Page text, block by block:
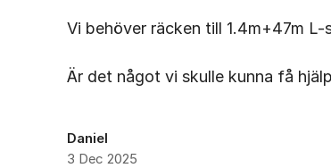
Vi behöver räcken till 1.4m+47m L-
Är det något vi skulle kunna få
Daniel
3 Dec 2025